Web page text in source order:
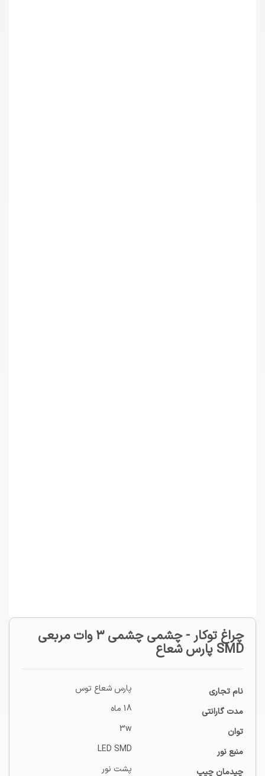
چراغ توکار - چشمی چشمی ۳ وات مربعي
SMD پارس شعاع
نام تجاری
پارس شعاع توس
مدت گارانتی
18 ماه
توان
3w
منبع نور
LED SMD
چیدمان چیپ
پشت نور